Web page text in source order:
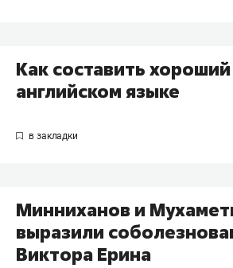
Как составить хороший
английском языке
Минниханов и
выразили
Виктора Ерина